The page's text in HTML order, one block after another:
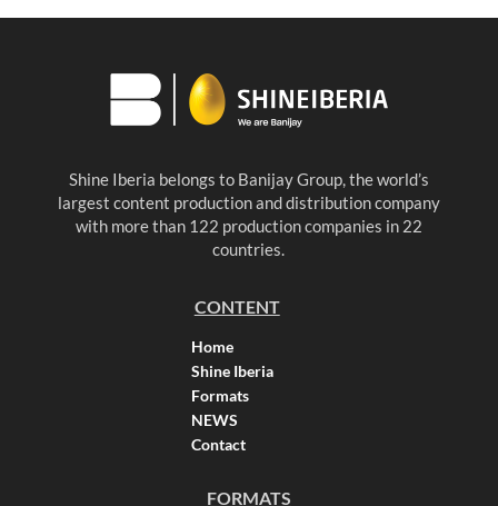
Shine Iberia belongs to Banijay Group, the world’s
largest content production and distribution company
with more than 122 production companies in 22
countries.
CONTENT
Home
Shine Iberia
Formats
NEWS
Contact
FORMATS